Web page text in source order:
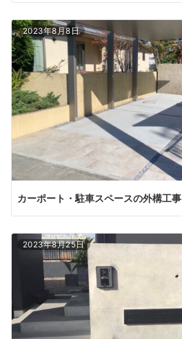
2023年8月8日
カーポート・駐車スペースの外構工事
2023年8月25日